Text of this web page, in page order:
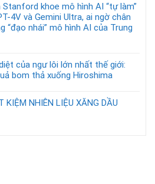
khoe mô hình AI “tự làm”
4V và Gemini Ultra, ai ngờ chân
“đạo nhái” mô hình AI của Trung
của ngư lôi lớn nhất thế giới:
bom thả xuống Hiroshima
KIỆM NHIÊN LIỆU XĂNG DẦU